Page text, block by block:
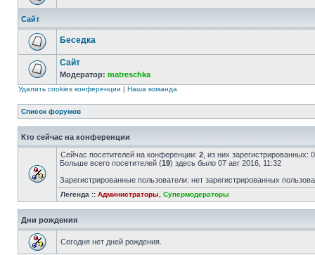
Сайт
Беседка
Сайт
Модератор: matreschka
Удалить cookies конференции | Наша команда
Список форумов
Кто сейчас на конференции
Сейчас посетителей на конференции: 2 , из них
Больше всего посетителей (19) здесь было 07 авг 2016, 11:32
Зарегистрированные пользователи: нет зарегистрированных
Легенда :: Администраторы Супермодераторы
Дни рождения
Сегодня нет дней рождения.